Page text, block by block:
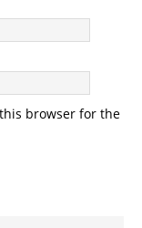
browser for the